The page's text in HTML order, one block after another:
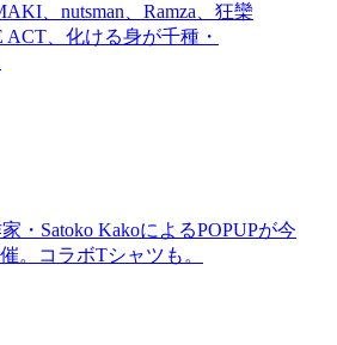
、nutsman、Ramza、狂欒
、化ける身が千種・
・Satoko KakoによるPOPUPが今
。コラボTシャツも。